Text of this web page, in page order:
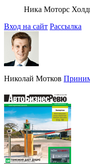
Ника Моторс
Вход на сайт Рассылка
Николай Мотков